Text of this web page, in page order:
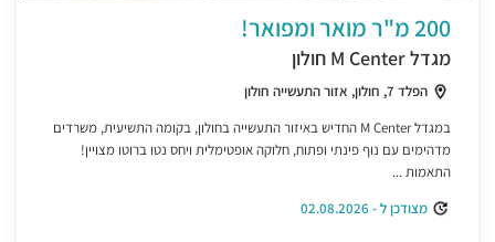
200 מ"ר מואר ומפואר!
מגדל M Center חולון
הפלד 7, חולון, אזור התעשייה חולון
במגדל M Center החדיש באיזור התעשייה בחולון, בקומה התשיעית, משרדים
מדהימים עם נוף פינתי ופתוח, חלוקה אופטימלית ויחס נטו ברוטו מצויין!
התאמות ...
מצודכן ל - 02.08.2026